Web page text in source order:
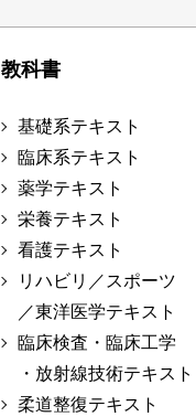
教科書
基礎系テキスト
臨床系テキスト
薬学テキスト
栄養テキスト
看護テキスト
リハビリ／スポーツ
／東洋医学テキスト
臨床検査・臨床工学
・放射線技術テキスト
柔道整復テキスト